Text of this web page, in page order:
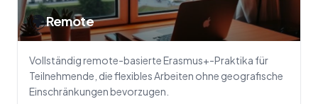
🌍Remote
Vollständig remote-basierte Erasmus+-Praktika für
Teilnehmende, die flexibles Arbeiten ohne geografische
Einschränkungen bevorzugen.